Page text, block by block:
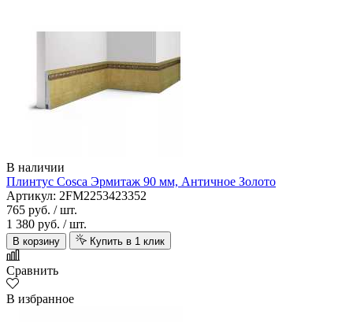
В наличии
Плинтус Cosca Эрмитаж 90 мм, Античное Золото
Артикул: 2FM2253423352
765 руб. / шт.
1 380 руб. / шт.
В корзину Купить в 1 клик
Сравнить
В избранное